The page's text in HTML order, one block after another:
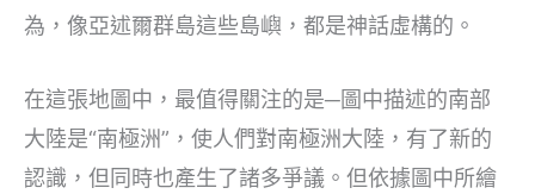
為，像亞述爾群島這些島嶼，都是神話虛構的。
在這張地圖中，最值得關注的是─圖中描述的南部
大陸是“南極洲”，使人們對南極洲大陸，有了新的
認識，但同時也產生了諸多爭議。但依據圖中所繪